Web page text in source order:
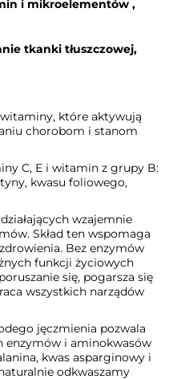
i mikroelementów ,
tkanki tłuszczowej,
które aktywują
chorobom i stanom
C, E i witamin z grupy B:
kwasu foliowego,
wzajemnie
Skład ten wspomaga
Bez enzymów
funkcji życiowych
się, pogarsza się
wszystkich narządów
jęczmienia pozwala
enzymów i aminokwasów
kwas asparginowy i
odkwaszamy